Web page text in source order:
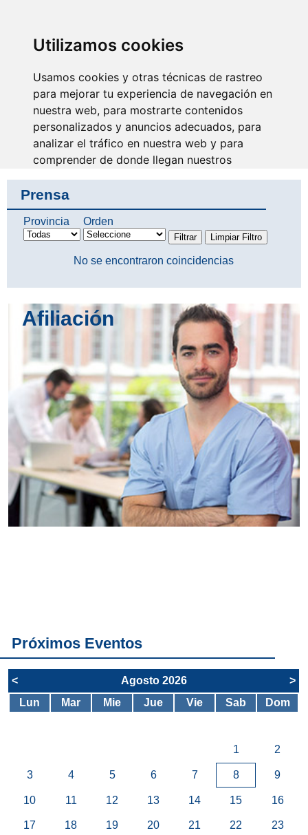
Utilizamos cookies
Usamos cookies y otras técnicas de rastreo
para mejorar tu experiencia de navegación en
nuestra web, para mostrarte contenidos
personalizados y anuncios adecuados, para
analizar el tráfico en nuestra web y para
comprender de donde llegan nuestros
visitantes.
Aceptar
Rechazar
Configurar
Desde SAE te apoyamos e
informamos
Prensa
Provincia Orden
No se encontraron coincidencias
Afiliación
Próximos Eventos
< Agosto 2026
>
Lun
Mar Mie Jue Vie Sab Dom
1 2
3 4 5 6 7 8 9
10 11 12 13 14 15 16
17 18 19 20 21 22 23